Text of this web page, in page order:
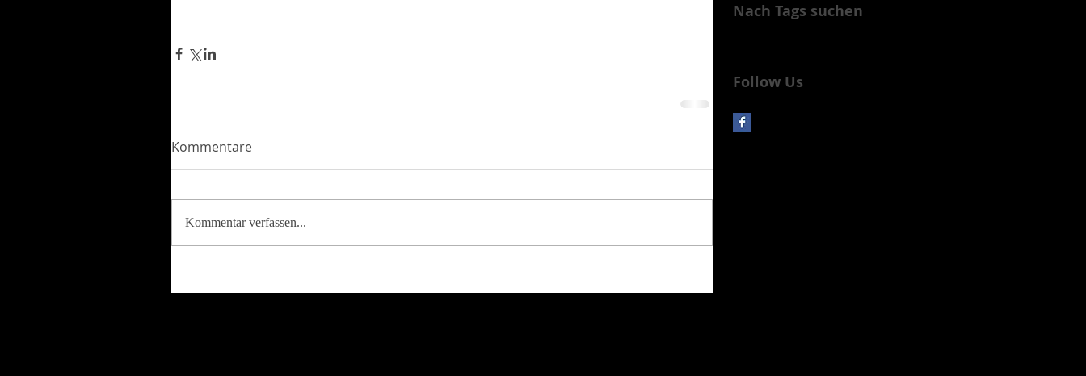
Kommentare
Kommentar verfassen...
Nach Tags suchen
Follow Us